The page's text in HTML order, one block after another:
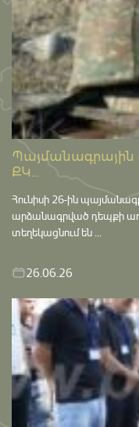
Պայմանագրային
ՔԿ...
Հունիսի 26-ին
արձանագրված դեպքի
տեղեկացնում են ...
26.06.26